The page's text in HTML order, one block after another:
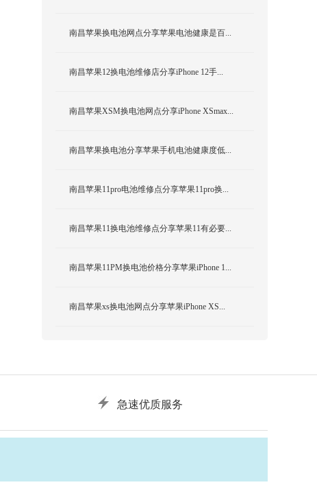
南昌苹果换电池网点分享苹果电池健康是百...
南昌苹果12换电池维修店分享iPhone 12手...
南昌苹果XSM换电池网点分享iPhone XSmax...
南昌苹果换电池分享苹果手机电池健康度低...
南昌苹果11pro电池维修点分享苹果11pro换...
南昌苹果11换电池维修点分享苹果11有必要...
南昌苹果11PM换电池价格分享苹果iPhone 1...
南昌苹果xs换电池网点分享苹果iPhone XS...
急速优质服务